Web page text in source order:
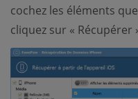
cochez les éléments
cliquez sur « Récupérer